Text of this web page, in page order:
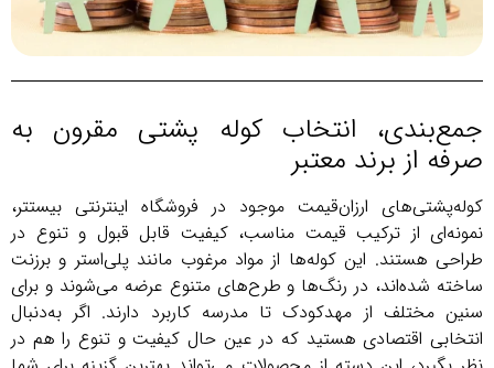
جمع‌بندی، انتخاب کوله پشتی مقرون به
صرفه از برند معتبر
کوله‌پشتی‌های ارزان‌قیمت موجود در فروشگاه اینترنتی بیستتر،
نمونه‌ای از ترکیب قیمت مناسب، کیفیت قابل قبول و تنوع در
طراحی هستند. این کوله‌ها از مواد مرغوب مانند پلی‌استر و برزنت
ساخته شده‌اند، در رنگ‌ها و طرح‌های متنوع عرضه می‌شوند و برای
سنین مختلف از مهدکودک تا مدرسه کاربرد دارند. اگر به‌دنبال
انتخابی اقتصادی هستید که در عین حال کیفیت و تنوع را هم در